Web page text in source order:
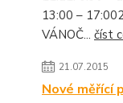
13:00 –
VÁNOČ... číst
21.07.2015
Nové měřící